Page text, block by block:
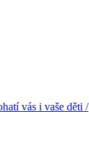
vás i vaše děti /